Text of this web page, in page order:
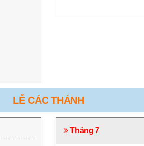
LỄ CÁC THÁNH
Tháng 7